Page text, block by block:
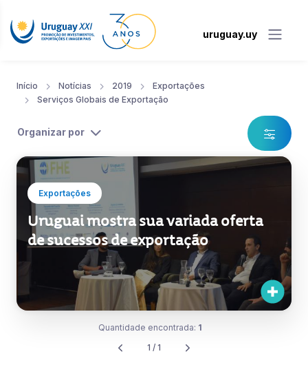
uruguay.uy
Início Notícias 2019
Exportações
Serviços Globais de Exportação
Organizar por
Exportações
Uruguai mostra sua variada oferta
de sucessos de exportação
Quantidade encontrada: 1
1 / 1